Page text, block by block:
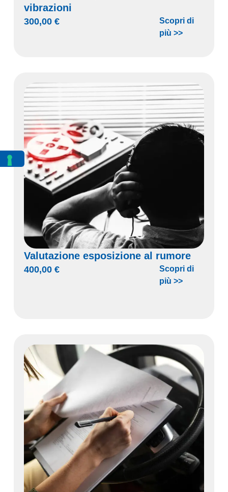
vibrazioni
300,00 €
Scopri di
più >>
Valutazione esposizione al rumore
400,00 €
Scopri di
più >>